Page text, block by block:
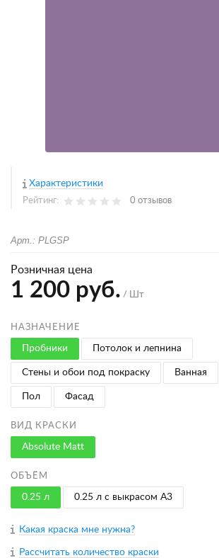
Характеристики
Рейтинг: 0 отзывов
Арт.: PLGSP
Розничная цена
1 200 руб. / Шт
НАЗНАЧЕНИЕ
Пробники Потолок и лепнина
Стены и обои под покраску Ванная
Пол Фасад
ВИД КРАСКИ
Absolute Matt
ОБЪЁМ
0.25 л 0.25 л с выкрасом A3
Какая краска мне нужна?
Рассчитать количество краски